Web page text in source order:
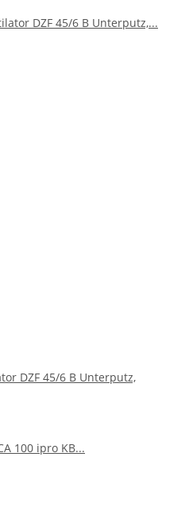
DZF 45/6 B Unterputz,